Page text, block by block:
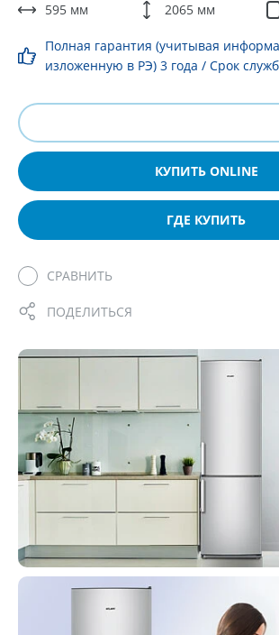
595 мм 2065 мм
Полная гарантия (учитывая
изложенную в РЭ) 3 года / Срок
КУПИТЬ ONLINE
ГДЕ КУПИТЬ
СРАВНИТЬ
ПОДЕЛИТЬСЯ